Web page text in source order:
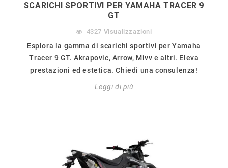
SCARICHI SPORTIVI PER YAMAHA TRACER 9
GT
4327 Visualizzazioni
Esplora la gamma di scarichi sportivi per Yamaha
Tracer 9 GT. Akrapovic, Arrow, Mivv e altri. Eleva
prestazioni ed estetica. Chiedi una consulenza!
Leggi di più